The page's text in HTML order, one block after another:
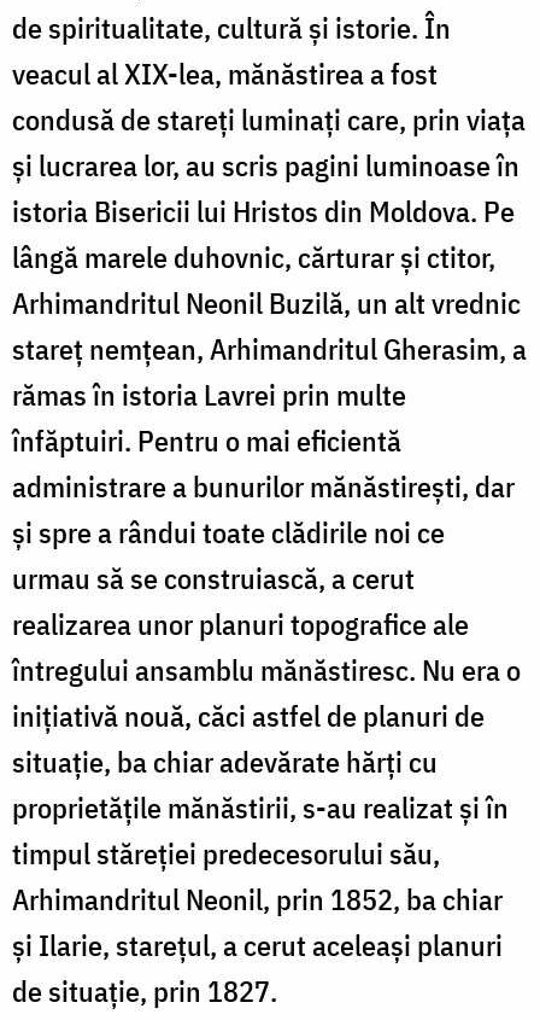
de spiritualitate, cultură și istorie. În
veacul al XIX-lea, mănăstirea a fost
condusă de stareți luminați care, prin viața
și lucrarea lor, au scris pagini luminoase în
istoria Bisericii lui Hristos din Moldova. Pe
lângă marele duhovnic, cărturar și ctitor,
Arhimandritul Neonil Buzilă, un alt vrednic
stareț nemțean, Arhimandritul Gherasim, a
rămas în istoria Lavrei prin multe
înfăptuiri. Pentru o mai eficientă
administrare a bunurilor mănăstirești, dar
și spre a rândui toate clădirile noi ce
urmau să se construiască, a cerut
realizarea unor planuri topografice ale
întregului ansamblu mănăstiresc. Nu era o
inițiativă nouă, căci astfel de planuri de
situație, ba chiar adevărate hărți cu
proprietățile mănăstirii, s-au realizat și în
timpul stăreției predecesorului său,
Arhimandritul Neonil, prin 1852, ba chiar
și Ilarie, starețul, a cerut aceleași planuri
de situație, prin 1827.